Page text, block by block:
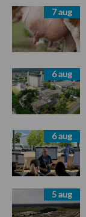
7 aug
6 aug
6 aug
5 aug